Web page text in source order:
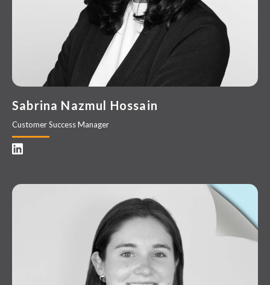
Sabrina Nazmul Hossain
Customer Success Manager